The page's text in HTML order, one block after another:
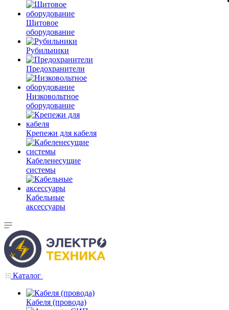
Щитовое
оборудование
Рубильники
Предохранители
Низковольтное
оборудование
Крепежи для кабеля
Кабеленесущие
системы
Кабельные
аксессуары
Каталог
Кабеля (провода)